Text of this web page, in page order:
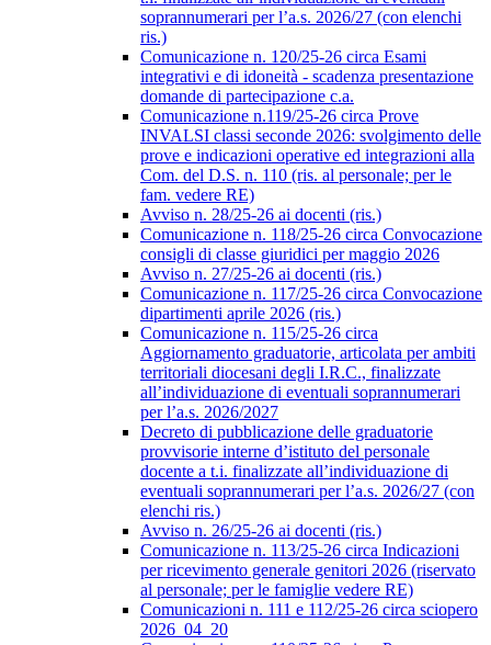
soprannumerari per l’a.s. 2026/27 (con elenchi
ris.)
Comunicazione n. 120/25-26 circa Esami
integrativi e di idoneità - scadenza presentazione
domande di partecipazione c.a.
Comunicazione n.119/25-26 circa Prove
INVALSI classi seconde 2026: svolgimento delle
prove e indicazioni operative ed integrazioni alla
Com. del D.S. n. 110 (ris. al personale; per le
fam. vedere RE)
Avviso n. 28/25-26 ai docenti (ris.)
Comunicazione n. 118/25-26 circa Convocazione
consigli di classe giuridici per maggio 2026
Avviso n. 27/25-26 ai docenti (ris.)
Comunicazione n. 117/25-26 circa Convocazione
dipartimenti aprile 2026 (ris.)
Comunicazione n. 115/25-26 circa
Aggiornamento graduatorie, articolata per ambiti
territoriali diocesani degli I.R.C., finalizzate
all’individuazione di eventuali soprannumerari
per l’a.s. 2026/2027
Decreto di pubblicazione delle graduatorie
provvisorie interne d’istituto del personale
docente a t.i. finalizzate all’individuazione di
eventuali soprannumerari per l’a.s. 2026/27 (con
elenchi ris.)
Avviso n. 26/25-26 ai docenti (ris.)
Comunicazione n. 113/25-26 circa Indicazioni
per ricevimento generale genitori 2026 (riservato
al personale; per le famiglie vedere RE)
Comunicazioni n. 111 e 112/25-26 circa sciopero
2026_04_20